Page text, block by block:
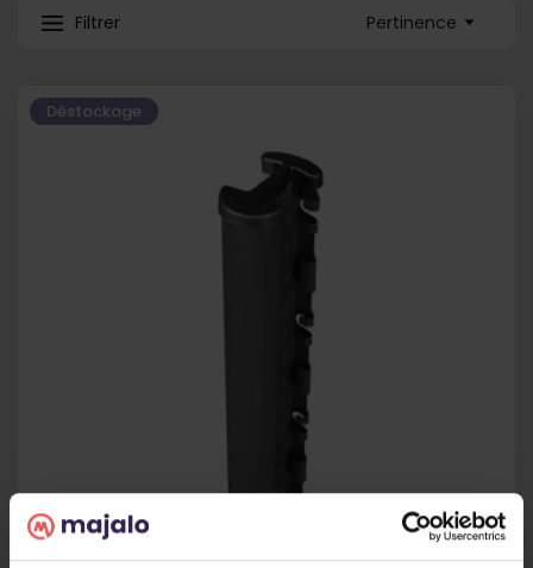
Filtrer Pertinence
Déstockage